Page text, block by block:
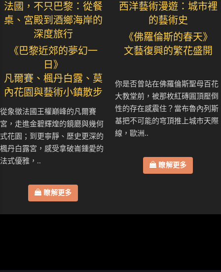
法國，不只巴黎：從餐
桌、宮殿到酒鄉海岸的
深度旅行
《巴黎近郊的夢幻一
日》
凡爾賽、楓丹白露、莫
內花園與藝術小鎮散步
從象徵法國王權巔峰的凡爾賽
宮，走進金碧輝煌的鏡廳與幾何
式花園；到更寧靜、歷史更深的
楓丹白露宮，感受拿破崙鍾愛的
法式優雅，..
瞭解更多
西洋藝術漫遊：城市裡
的藝術史
《佛羅倫斯的春天》
文藝復興的繁花盛開
你是否曾站在佛羅倫斯聖母百花
大教堂前，被那枚紅磚圓頂壓倒
性的存在感震住？當布魯內列斯
基把不可能的穹頂推上城市天際
線，歐洲..
瞭解更多